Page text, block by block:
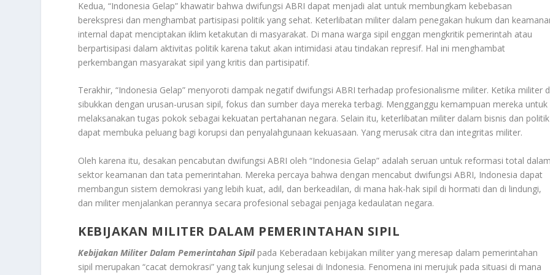
Kedua, “Indonesia Gelap” khawatir bahwa dwifungsi ABRI dapat menjadi alat untuk membungkam kebebasan
berekspresi dan menghambat partisipasi politik yang sehat. Keterlibatan militer dalam penegakan hukum dan
internal dapat menciptakan iklim ketakutan di masyarakat. Di mana warga sipil enggan mengkritik pemerintah atau
berpartisipasi dalam aktivitas politik karena takut akan intimidasi atau tindakan represif. Hal ini menghambat
perkembangan masyarakat sipil yang kritis dan partisipatif.
Terakhir, “Indonesia Gelap” menyoroti dampak negatif dwifungsi ABRI terhadap profesionalisme militer. Ketika militer
sibukkan dengan urusan-urusan sipil, fokus dan sumber daya mereka terbagi. Mengganggu kemampuan mereka untuk
melaksanakan tugas pokok sebagai kekuatan pertahanan negara. Selain itu, keterlibatan militer dalam bisnis dan politik
dapat membuka peluang bagi korupsi dan penyalahgunaan kekuasaan. Yang merusak citra dan integritas militer.
Oleh karena itu, desakan pencabutan dwifungsi ABRI oleh “Indonesia Gelap” adalah seruan untuk reformasi total dalam
sektor keamanan dan tata pemerintahan. Mereka percaya bahwa dengan mencabut dwifungsi ABRI, Indonesia dapat
membangun sistem demokrasi yang lebih kuat, adil, dan berkeadilan, di mana hak-hak sipil di hormati dan di lindungi,
dan militer menjalankan perannya secara profesional sebagai penjaga kedaulatan negara.
KEBIJAKAN MILITER DALAM PEMERINTAHAN SIPIL
Kebijakan Militer Dalam Pemerintahan Sipilpada Keberadaan kebijakan militer yang meresap dalam pemerintahan
sipil merupakan “cacat demokrasi” yang tak kunjung selesai di Indonesia. Fenomena ini merujuk pada situasi di mana